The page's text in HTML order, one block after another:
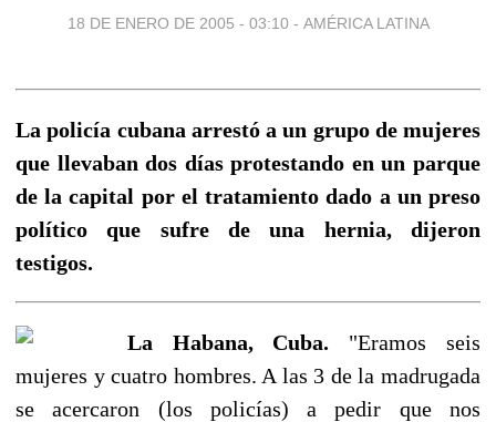
18 DE ENERO DE 2005 - 03:10 - AMÉRICA LATINA
La policía cubana arrestó a un grupo de mujeres
que llevaban dos días protestando en un parque
de la capital por el tratamiento dado a un preso
político que sufre de una hernia, dijeron
testigos.
La Habana, Cuba. "Eramos seis
mujeres y cuatro hombres. A las 3 de la madrugada
se acercaron (los policías) a pedir que nos